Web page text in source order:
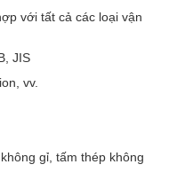
với tất cả các loại vận
JIS
vv.
gỉ, tấm thép không